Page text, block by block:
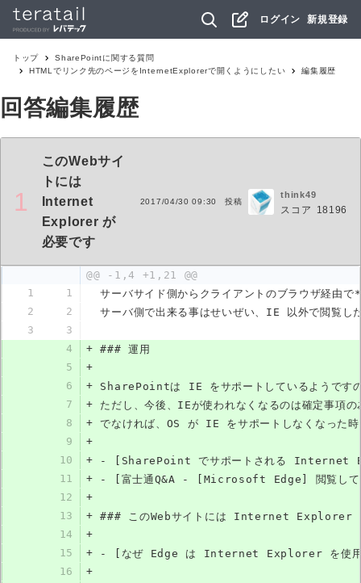
ログイン 新規登録
トップ SharePointに関する質問
HTMLでリンク先のページをInternetExplorerで開くようにしたい
編集履歴
回答編集履歴
1
このWebサイ
トには
Internet
Explorer が
必要です
2017/04/30 09:30 投稿
think49
スコア 18196
@@ -1,4 +1,21 @@
1
1
サーバサイド側からクライアントのブラウザ経由
2
2
サーバ側で出来る事はせいぜい、IE 以外で閲覧し
3
3
4
+
### 運用
5
+
6
+
SharePointは IE をサポートしているようですの
7
+
ただし、今後、IEが使われなくなるのは確定事項
8
+
でなければ、OS が IE をサポートしなくなった時
9
+
10
+
- [SharePoint でサポートされる Internet
11
+
- [富士通Q&A - [Microsoft Edge] 閲覧し
12
+
13
+
### このWebサイトには Internet Explorer
14
+
15
+
- [なぜ Edge は Internet Explorer を使用す
16
+